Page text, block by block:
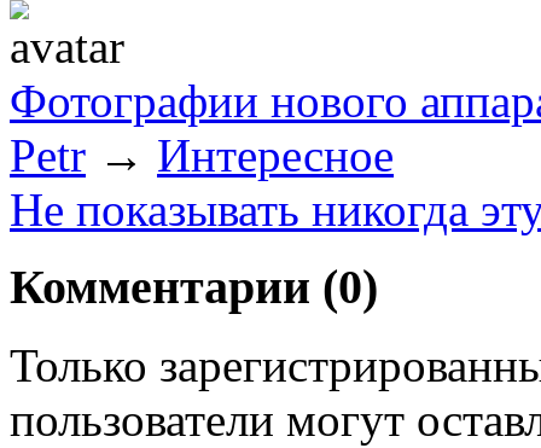
Фотографии нового
Petr → Интересное
Не показывать никогда
Комментарии (0)
Только
пользователи могут